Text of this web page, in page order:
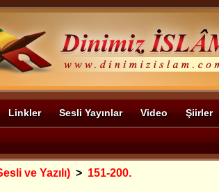
Linkler Sesli Yayınlar Video Şiirler
ve Yazılı) > 151-200.